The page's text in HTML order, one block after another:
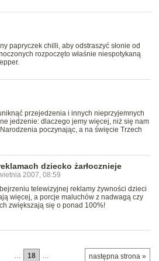
papryczek chilli, aby odstraszyć słonie od
rozpoczęto właśnie niespotykaną
przejedzenia i innych nieprzyjemnych
jedzenie: dlaczego jemy więcej, niż się nam
poczynając, a na święcie Trzech
dziecko żarłocznieje
2007, 08:59
telewizyjnej reklamy żywności dzieci
więcej, a porcje maluchów z nadwagą czy
zwiększają się o ponad 100%!
następna strona »
… 18 …